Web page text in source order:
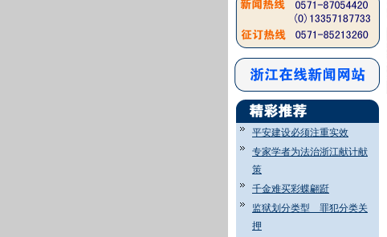
平安建设必须注重实效
专家学者为法治浙江献计献
策
千金难买彩蝶翩跹
监狱划分类型 罪犯分类关
押